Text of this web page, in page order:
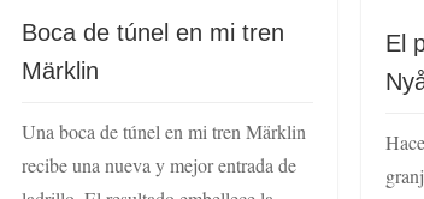
Boca de túnel en mi tren
Märklin
Una boca de túnel en mi tren Märklin
recibe una nueva y mejor entrada de
El